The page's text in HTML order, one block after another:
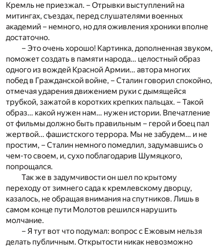
Кремль не приезжал. – Отрывки выступлений на
митингах, съездах, перед слушателями военных
академий – немного, но для оживления хроники вполне
достаточно.
– Это очень хорошо! Картинка, дополненная звуком,
поможет создать в памяти народа… целостный образ
одного из вождей Красной Армии… автора многих
побед в Гражданской войне, – Сталин говорил спокойно,
отмечая ударения движением руки с дымящейся
трубкой, зажатой в коротких крепких пальцах. – Такой
образ… какой нужен нам… нужен истории. Впечатление
от фильмы должно быть правильным – герой и боец пал
жертвой… фашистского террора. Мы не забудем… и не
простим, – Сталин немного помедлил, задумавшись о
чем-то своем, и, сухо поблагодарив Шумяцкого,
попрощался.
Так же в задумчивости он шел по крытому
переходу от зимнего сада к кремлевскому дворцу,
казалось, не обращая внимания на спутников. Лишь в
самом конце пути Молотов решился нарушить
молчание.
– Я тут вот что подумал: вопрос с Ежовым нельзя
делать публичным. Открытости никак невозможно